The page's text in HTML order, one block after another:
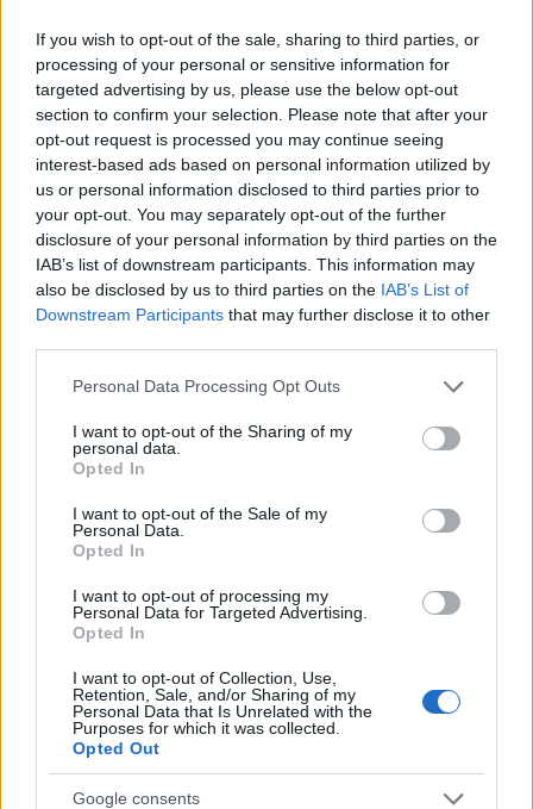
If you wish to opt-out of the sale, sharing to third parties, or
processing of your personal or sensitive information for
targeted advertising by us, please use the below opt-out
section to confirm your selection. Please note that after your
opt-out request is processed you may continue seeing
interest-based ads based on personal information utilized by
us or personal information disclosed to third parties prior to
your opt-out. You may separately opt-out of the further
disclosure of your personal information by third parties on the
IAB’s list of downstream participants. This information may
also be disclosed by us to third parties on the IAB’s List of
Downstream Participants that may further disclose it to other
Please note that this website/app uses one or more Google
not limited to your visit or usage behaviour. You may click to
grant or deny consent to Google and its third-party tags to
use your data for below specified purposes in below Google
consent section.
Personal Data Processing Opt Outs
I want to opt-out of the Sharing of my
personal data.
Opted In
I want to opt-out of the Sale of my
Personal Data.
Opted In
I want to opt-out of processing my
Personal Data for Targeted Advertising.
Opted In
I want to opt-out of Collection, Use,
Retention, Sale, and/or Sharing of my
Personal Data that Is Unrelated with the
Purposes for which it was collected.
Opted Out
Google consents
Continua a leggere
FUTURE